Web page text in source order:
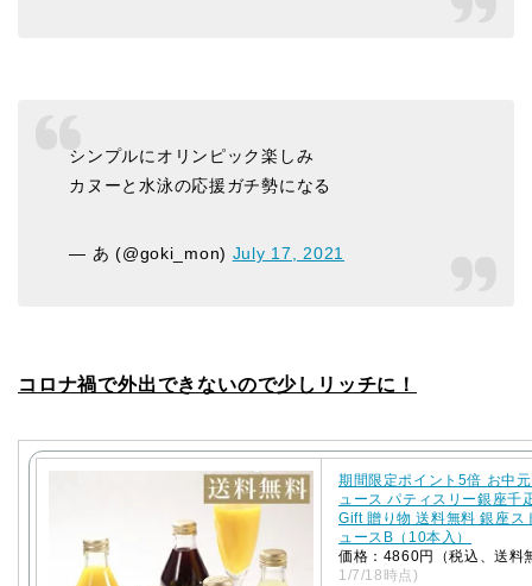
シンプルにオリンピック楽しみ
カヌーと水泳の応援ガチ勢になる
— あ (@goki_mon) July 17, 2021
コロナ禍で外出できないので少しリッチに！
期間限定ポイント5倍 お中
ュース パティスリー銀座千
Gift 贈り物 送料無料 銀座ス
ュースB（10本入）
価格：4860円（税込、送料
1/7/18時点)